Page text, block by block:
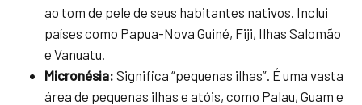
ao tom de pele de seus habitantes nativos. Inclui
países como Papua-Nova Guiné, Fiji, Ilhas Salomão
e Vanuatu.
Micronésia: Significa “pequenas ilhas”. É uma vasta
área de pequenas ilhas e atóis, como Palau, Guam e